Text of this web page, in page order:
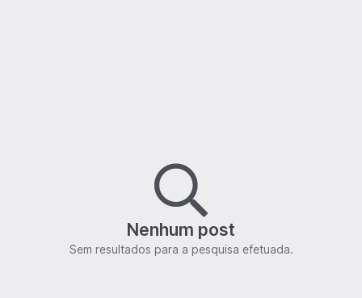
Nenhum post
Sem resultados para a pesquisa efetuada.